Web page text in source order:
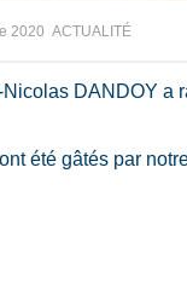
2020 ACTUALITÉ
Nicolas DANDOY a
été gâtés par